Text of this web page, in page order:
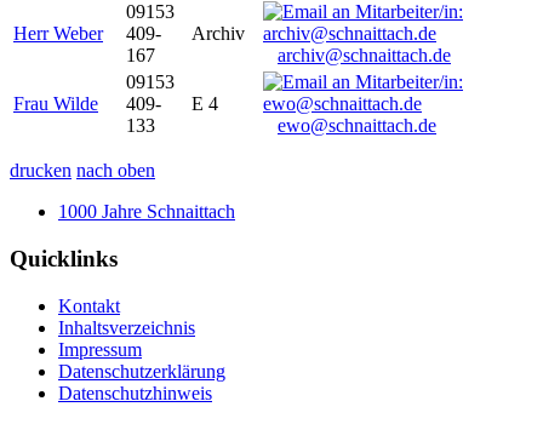
Herr Weber
09153
409-
167
Archiv
archiv@schnaittach.de
Frau Wilde
09153
409-
133
E 4
ewo@schnaittach.de
drucken nach oben
1000 Jahre Schnaittach
Quicklinks
Kontakt
Inhaltsverzeichnis
Impressum
Datenschutzerklärung
Datenschutzhinweis